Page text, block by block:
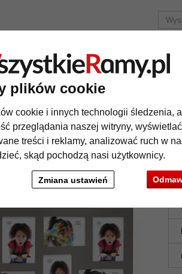
plików cookie
cookie i innych technologii śledzenia,
przeglądania naszej witryny, wyświetlać
treści i reklamy, analizować ruch w
skąd pochodzą nasi użytkownicy.
Zmiana ustawień
do obrazów na wymiar Passe-partout
Tylko 25,95 złza
Elen na 8 zdjęć
na 8 zdjęć